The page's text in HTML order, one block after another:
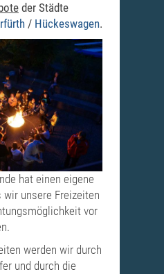
der Städte
/ Hückeswagen.
hat einen eigene
unsere Freizeiten
vor
werden wir durch
und durch die